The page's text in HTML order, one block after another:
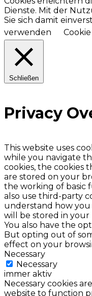
Dienste. Mit der
Sie sich damit
verwenden
Schließen
Privacy
This website uses
while you navigate
cookies, the cookies
are stored on your
the working of basic
also use third-party
understand how you
will be stored in
You also have the
But opting out of
effect on your
Necessary
Necessary
immer aktiv
Necessary cookies
website to function